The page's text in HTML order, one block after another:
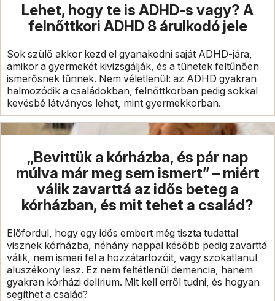
Lehet, hogy te is ADHD-s vagy? A
felnőttkori ADHD 8 árulkodó jele
Sok szülő akkor kezd el gyanakodni saját ADHD-jára,
amikor a gyermekét kivizsgálják, és a tünetek feltűnően
ismerősnek tűnnek. Nem véletlenül: az ADHD gyakran
halmozódik a családokban, felnőttkorban pedig sokkal
kevésbé látványos lehet, mint gyermekkorban.
„Bevittük a kórházba, és pár nap
múlva már meg sem ismert” – miért
válik zavarttá az idős beteg a
kórházban, és mit tehet a család?
Előfordul, hogy egy idős embert még tiszta tudattal
visznek kórházba, néhány nappal később pedig zavarttá
válik, nem ismeri fel a hozzátartozóit, vagy szokatlanul
aluszékony lesz. Ez nem feltétlenül demencia, hanem
gyakran kórházi delírium. Mit kell erről tudni, és hogyan
segíthet a család?